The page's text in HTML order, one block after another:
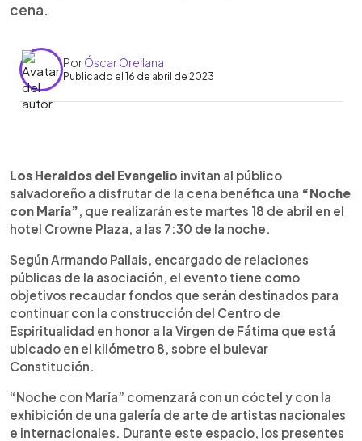
cena.
PorÓscar Orellana
Publicado el 16 de abril de 2023
Escuchar artículo
Los Heraldos del Evangelio invitan al público
salvadoreño a disfrutar de la cena benéfica una “Noche
con María”, que realizarán este martes 18 de abril en el
hotel Crowne Plaza, a las 7:30 de la noche.
Según Armando Pallais, encargado de relaciones
públicas de la asociación, el evento tiene como
objetivos recaudar fondos que serán destinados para
continuar con la construcción del Centro de
Espiritualidad en honor a la Virgen de Fátima que está
ubicado en el kilómetro 8, sobre el bulevar
Constitución.
“Noche con María” comenzará con un cóctel y con la
exhibición de una galería de arte de artistas nacionales
e internacionales. Durante este espacio, los presentes